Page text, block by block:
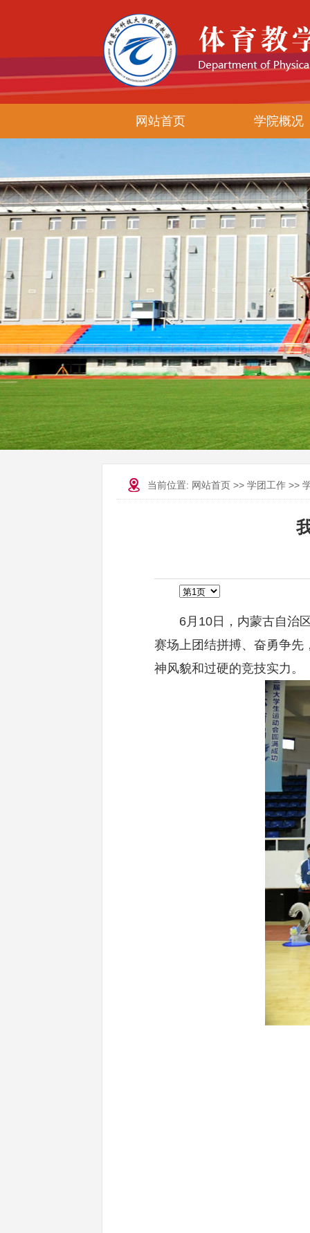
网站首页 学院概况
当前位置: 网站首页>> 学团工作>>
6月10日，内蒙古自治
赛场上团结拼搏、奋勇争先
神风貌和过硬的竞技实力。